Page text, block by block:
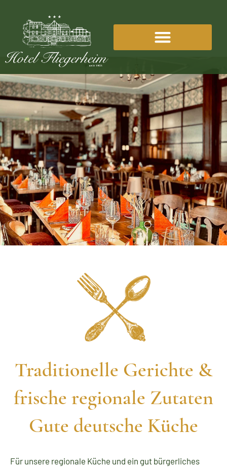
Traditionelle Gerichte &
frische regionale Zutaten
Gute deutsche Küche
Für unsere regionale Küche und ein gut bürgerliches